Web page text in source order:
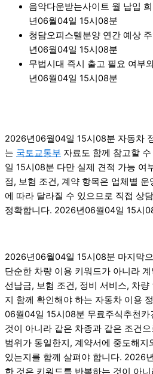
음악다운받는사이트 월 납입
년06월04일 15시08분
청담오피스텔분양 연간 예상
년06월04일 15시08분
무법시대 즉시 출고 필요 여부
년06월04일 15시08분
2026년06월04일 15시08분 자동차
는 국토교통부 자료도 함께 참고할
일 15시08분 다만 실제 견적 가능 여
점, 보험 조건, 계약 항목은 업체별
에 따라 달라질 수 있으므로 직접 상
정확합니다. 2026년06월04일 15시
2026년06월04일 15시08분 마지막
단순한 차량 이용 키워드가 아니라
선납금, 보험 조건, 정비 서비스, 차
지 함께 확인해야 하는 자동차 이용
06월04일 15시08분 무료주식추천카
것이 아니라 같은 차종과 같은 조건
범위가 동일한지, 계약서에 중도해지
있는지를 함께 살펴야 합니다. 2026
한 것은 키워드를 반복하는 것이 아